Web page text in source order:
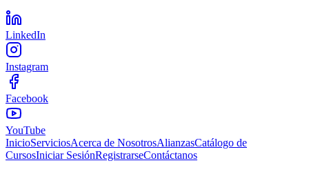
LinkedIn
Instagram
Facebook
YouTube
InicioServiciosAcerca de NosotrosAlianzasCatálogo de
CursosIniciar SesiónRegistrarseContáctanos